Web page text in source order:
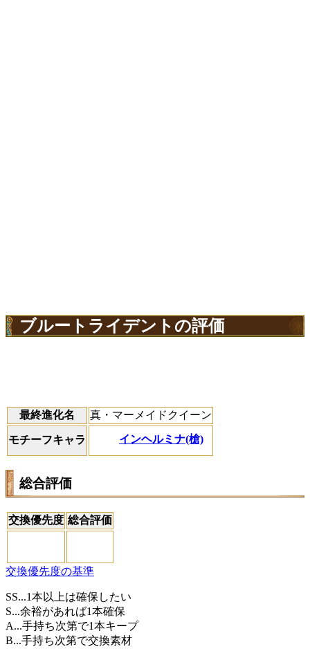
ブルートライデントの評価
最終進化名 真・マーメイドクイーン
モチーフキャラ インヘルミナ(槍)
総合評価
交換優先度 総合評価
交換優先度の基準
SS...1本以上は確保したい
S...余裕があれば1本確保
A...手持ち次第で1本キープ
B...手持ち次第で交換素材